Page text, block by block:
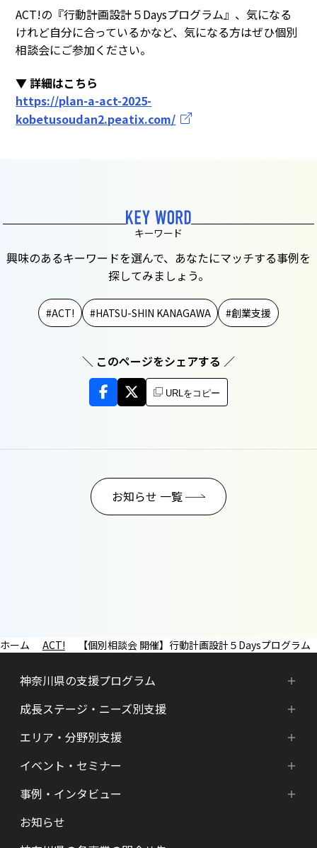
ACT!の『行動計画設計５Daysプログラム』、気になる
けれど自分に合っているかなど、気になる方はぜひ個別
相談会にご参加ください。
▼詳細はこちら
https://plan-a-act-2025-
kobetusoudan2.peatix.com/
キーワード
興味のあるキーワードを選んで、あなたにマッチする事例を
探してみましょう。
ACT! HATSU-SHIN KANAGAWA 創業支援
＼ このページをシェアする ／
URLをコピー
お知らせ 一覧
ACT! 【個別相談会 開催】行動計画設計５Daysプログラム
神奈川県の支援プログラム
神奈川県の支援プログラム
HATSU-SHINKANAGAWA
HATSU起業家支援プログラム
SHINみなとみらい
成長ステージ・ニーズ別支援
成長ステージ・ニーズ別支援
起業準備期支援（アイデア段階）
シード期支援（事業創出段階）
アーリー期支援（事業拡大段階）
エリア・分野別支援
エリア・分野別支援
HATSU-SHIN の支援拠点
県内の支援拠点・コミュニティー
イベント・セミナー
新着情報
カレンダー
事例・インタビュー
インタビュー（一覧）
お知らせ